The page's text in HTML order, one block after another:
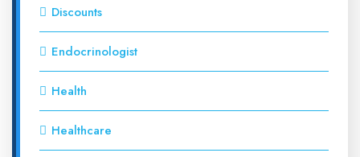
Discounts
Endocrinologist
Health
Healthcare